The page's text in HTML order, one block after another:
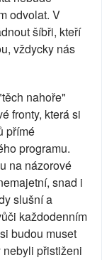
odvolat. V
šíbři, kteří
vždycky nás
nahoře"
fronty, která si
přímé
programu.
na názorové
snad i
slušní a
každodenním
budou muset
nebyli přistiženi